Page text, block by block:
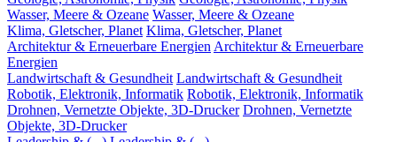
Wasser, Meere & Ozeane Wasser, Meere & Ozeane
Klima, Gletscher, Planet Klima, Gletscher, Planet
Architektur & Erneuerbare Energien Architektur & Erneuerbare
Energien
Landwirtschaft & Gesundheit Landwirtschaft & Gesundheit
Robotik, Elektronik, Informatik Robotik, Elektronik, Informatik
Drohnen, Vernetzte Objekte, 3D-Drucker Drohnen, Vernetzte
Objekte, 3D-Drucker